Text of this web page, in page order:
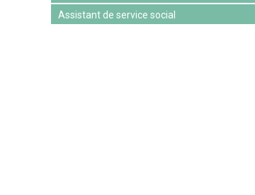
Assistant de service social